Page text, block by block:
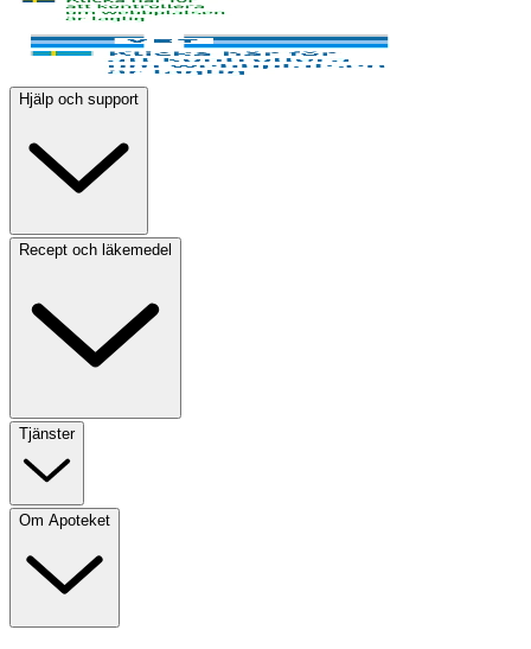
Hjälp och support
Recept och läkemedel
Tjänster
Om Apoteket